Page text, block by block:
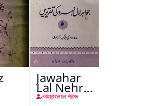
Jawahar
Lal Nehru
Kiजवाहरलाल नेहरू